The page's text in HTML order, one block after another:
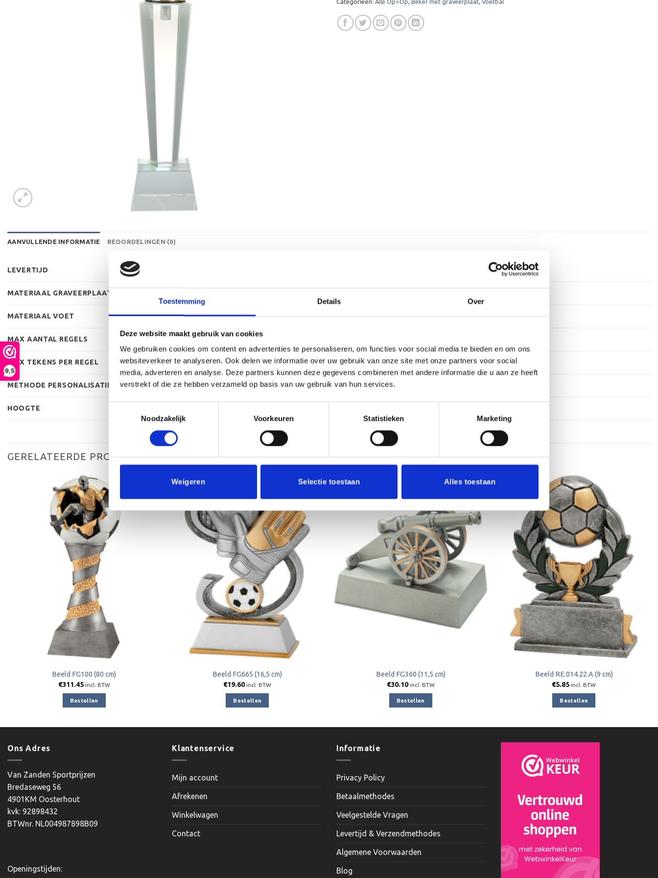
Toestemming Details Over
Deze website maakt gebruik van cookies
We gebruiken cookies om content en advertenties te personaliseren, om functies voor social media te bieden en om ons
websiteverkeer te analyseren. Ook delen we informatie over uw gebruik van onze site met onze partners voor social
media, adverteren en analyse. Deze partners kunnen deze gegevens combineren met andere informatie die u aan ze heeft
verstrekt of die ze hebben verzameld op basis van uw gebruik van hun services.
Noodzakelijk
Voorkeuren Statistieken Marketing
Weigeren Selectie toestaan Alles toestaan
9,5
AANVULLENDE INFORMATIE BEOORDELINGEN (0)
LEVERTIJD
MATERIAAL GRAVEERPLAAT
MATERIAAL VOET Glas
MAX AANTAL REGELS
MAX TEKENS PER REGEL 30 leestekens
METHODE PERSONALISATIE
HOOGTE
GERELATEERDE PRODUCTEN
Beeld FG100 (80 cm)
€311.45 incl. BTW
Bestellen
Toevoegen
aan
verlanglijst
Beeld FG665 (16,5 cm)
€19.60 incl. BTW
Bestellen
Toevoegen
aan
verlanglijst
Beeld FG360 (11,5 cm)
€30.10 incl. BTW
Bestellen
Toevoegen
aan
verlanglijst
Beeld RE.014.22.A (9 cm)
€5.85 incl. BTW
Bestellen
Ons Adres
Van Zanden Sportprijzen
Bredaseweg 56
4901KM Oosterhout
kvk: 92898432
BTWnr. NL004987898B09
Openingstijden:
Klantenservice
Mijn account
Afrekenen
Winkelwagen
Contact
Informatie
Privacy Policy
Betaalmethodes
Veelgestelde Vragen
Levertijd & Verzendmethodes
Algemene Voorwaarden
Blog